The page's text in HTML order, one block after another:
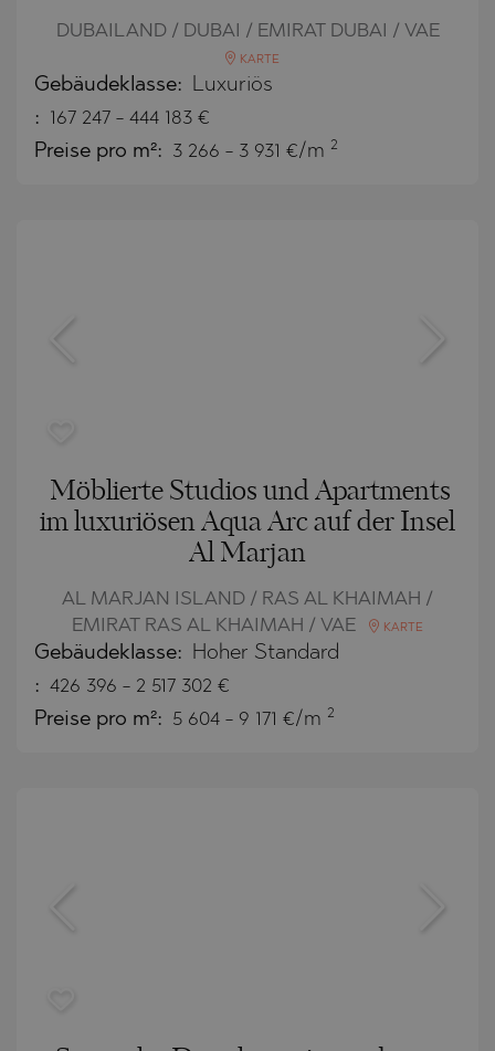
DUBAILAND / DUBAI / EMIRAT DUBAI / VAE
KARTE
Gebäudeklasse: Luxuriös
: 167 247 - 444 183 €
Preise pro m²: 3 266 - 3 931 €/m 2
Möblierte Studios und Apartments
im luxuriösen Aqua Arc auf der Insel
Al Marjan
AL MARJAN ISLAND / RAS AL KHAIMAH /
EMIRAT RAS AL KHAIMAH / VAE
KARTE
Gebäudeklasse: Hoher Standard
: 426 396 - 2 517 302 €
Preise pro m²: 5 604 - 9 171 €/m 2